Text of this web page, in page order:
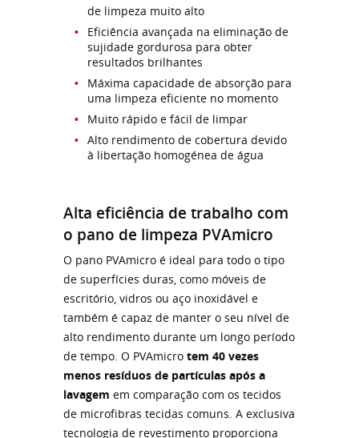
de limpeza muito alto
Eficiência avançada na eliminação de
sujidade gordurosa para obter
resultados brilhantes
Máxima capacidade de absorção para
uma limpeza eficiente no momento
Muito rápido e fácil de limpar
Alto rendimento de cobertura devido
à libertação homogénea de água
Alta eficiência de trabalho com
o pano de limpeza PVAmicro
O pano PVAmicro é ideal para todo o tipo
de superfícies duras, como móveis de
escritório, vidros ou aço inoxidável e
também é capaz de manter o seu nível de
alto rendimento durante um longo período
de tempo. O PVAmicro tem 40 vezes
menos resíduos de partículas após a
lavagem em comparação com os tecidos
de microfibras tecidas comuns. A exclusiva
tecnologia de revestimento proporciona